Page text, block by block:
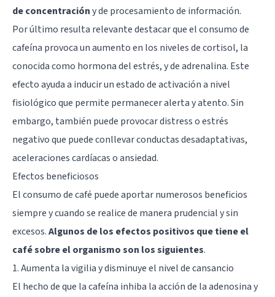
de concentracióny de procesamiento de información.
Por último resulta relevante destacar que el consumo de
cafeína provoca un aumento en los niveles de cortisol, la
conocida como hormona del estrés, y de adrenalina. Este
efecto ayuda a inducir un estado de activación a nivel
fisiológico que permite permanecer alerta y atento. Sin
embargo, también puede provocar distress o estrés
negativo que puede conllevar conductas desadaptativas,
aceleraciones cardíacas oansiedad.
Efectos beneficiosos
El consumo de café puede aportar numerosos beneficios
siempre y cuando se realice de manera prudencial y sin
excesos.Algunos de los efectos positivos que tiene el
café sobre el organismo son los siguientes.
1. Aumenta la vigilia y disminuye el nivel de cansancio
El hecho de que la cafeína inhiba la acción de la adenosina y